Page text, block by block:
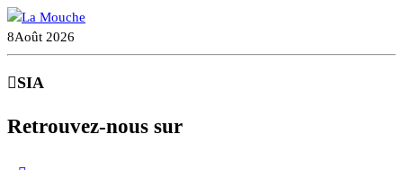
Aller
au
contenu
8Août 2026
SIA
Retrouvez-nous sur